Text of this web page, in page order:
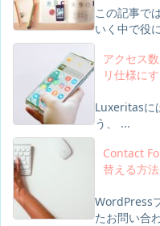
この記事で
いく中で役
アクセス
リ仕様に
Luxeritasに
う、 ...
Contact
替える方法
WordPress
たお問い合